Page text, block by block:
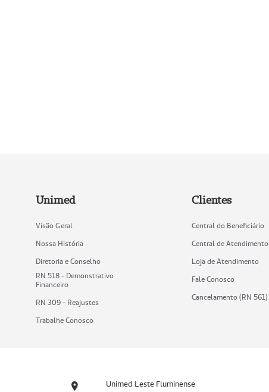
Unimed
Visão Geral
Nossa História
Diretoria e Conselho
RN 518 - Demonstrativo
Financeiro
RN 309 - Reajustes
Trabalhe Conosco
Clientes
Central do Beneficiário
Central de Atendimento
Loja de Atendimento
Fale Conosco
Cancelamento (RN 561)
Unimed Leste Fluminense